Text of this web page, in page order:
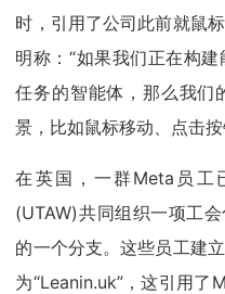
时，引用了公司此前就鼠
明称：“如果我们正在构
任务的智能体，那么我们
景，比如鼠标移动、点击
在英国，一群Meta员工
(UTAW)共同组织一项工
的一个分支。这些员工建
为“Leanin.uk”，这引用了